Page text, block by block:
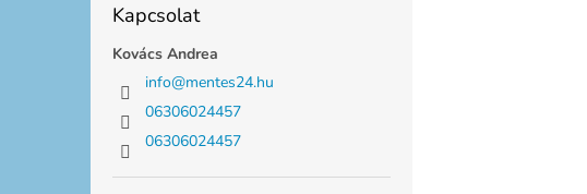
Kapcsolat
Kovács Andrea
info@mentes24.hu
06306024457
06306024457